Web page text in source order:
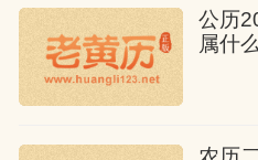
公历
属什